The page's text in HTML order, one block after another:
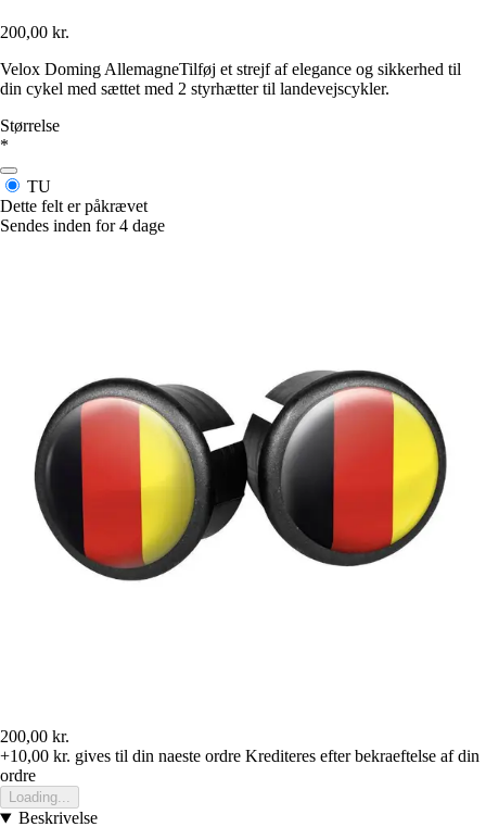
200,00 kr.
Velox Doming AllemagneTilføj et strejf af elegance og sikkerhed til
din cykel med sættet med 2 styrhætter til landevejscykler.
Størrelse
*
TU
Dette felt er påkrævet
Sendes inden for 4 dage
200,00 kr.
+10,00 kr. gives til din naeste ordre Krediteres efter bekraeftelse af din
ordre
Loading...
Beskrivelse